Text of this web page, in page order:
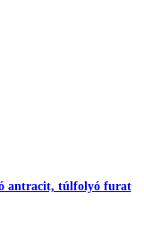
antracit, túlfolyó furat